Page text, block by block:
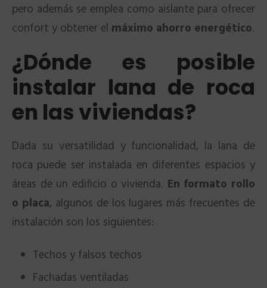
pero además se emplea como aislante para ofrecer
confort y obtener el máximo ahorro energético.
¿Dónde es posible
instalar lana de roca
en las viviendas?
Dada su versatilidad y funcionalidad, la lana de
roca puede ser instalada en diferentes espacios y
áreas de un edificio o vivienda. En formato rollo
o placa, algunos de los lugares más frecuentes de
instalación son los siguientes:
Techos y falsos techos
Fachadas ventiladas